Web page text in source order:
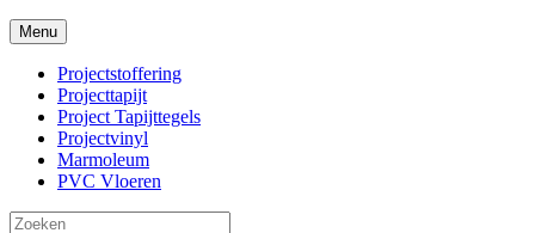
Menu
Projectstoffering
Projecttapijt
Project Tapijttegels
Projectvinyl
Marmoleum
PVC Vloeren